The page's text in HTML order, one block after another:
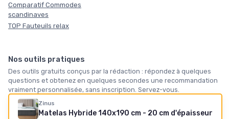
Zinus
Matelas Hybride 140x190 cm - 20 cm d'épaisseur
Comparatif Commodes
scandinaves
TOP Fauteuils relax
Nos outils pratiques
Des outils gratuits conçus par la rédaction : répondez à quelques
questions et obtenez en quelques secondes une recommandation
vraiment personnalisée, sans inscription. Servez-vous.
🛏️ 🪶 ❄️